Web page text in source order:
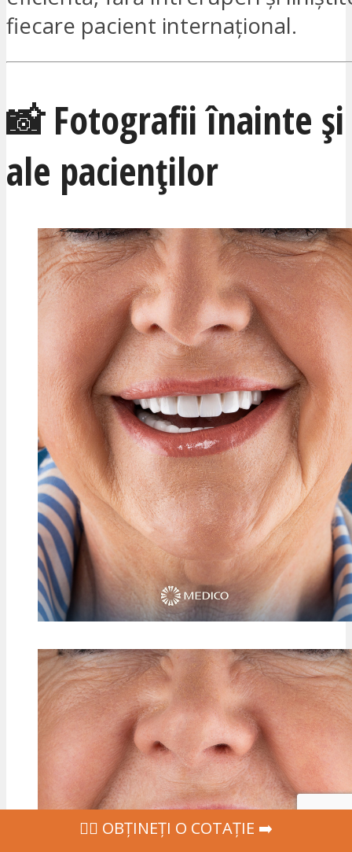
fiecare pacient internațional.
📸 Fotografii înainte
ale pacienților
‍👩‍⚕ OBȚINEȚI O COTAȚIE ➡️